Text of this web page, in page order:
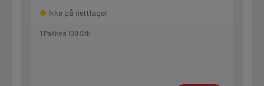
Ikke på nettlager
1 Pakke a 100 Stk